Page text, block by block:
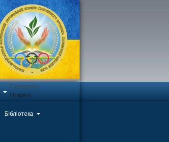
Бібліотека
Categories
Новини